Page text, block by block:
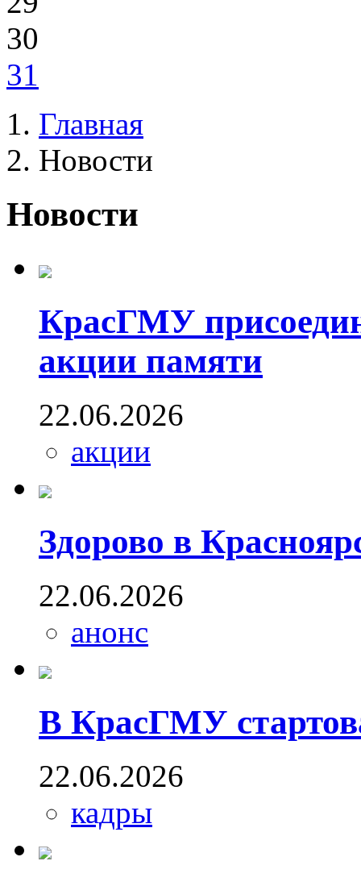
30
31
Главная
Новости
Новости
КрасГМУ
акции памяти
22.06.2026
акции
Здорово в
22.06.2026
анонс
В КрасГМУ
22.06.2026
кадры